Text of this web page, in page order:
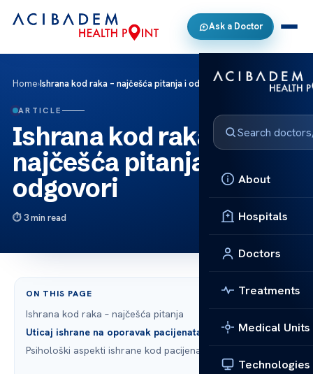
Ask a Doctor
About
Hospitals
Doctors
Treatments
Medical Units
Technologies
Home›Ishrana kod raka – najčešća pitanja i odgovori
ARTICLE
Ishrana kod raka –
najčešća pitanja i
odgovori
3 min read
ON THIS PAGE
Ishrana kod raka – najčešća pitanja
Uticaj ishrane na oporavak pacijenata
Psihološki aspekti ishrane kod pacijenata sa rakom